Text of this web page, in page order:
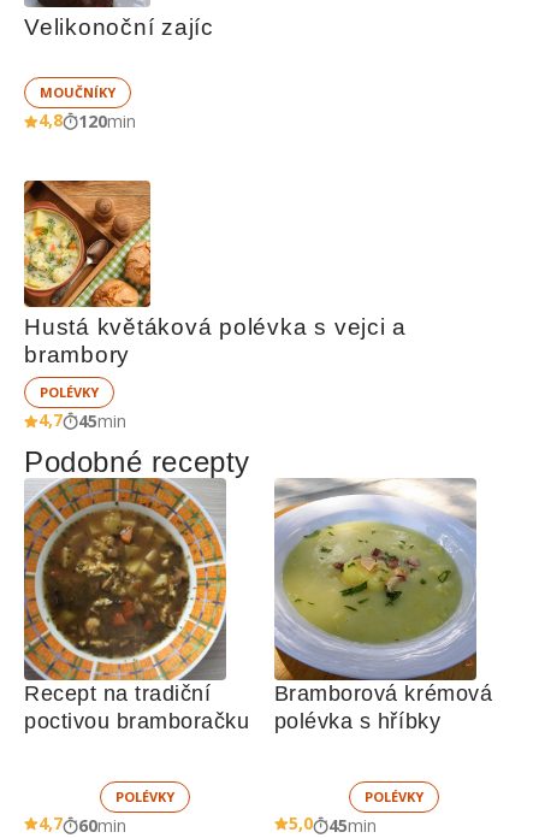
Velikonoční zajíc
MOUČNÍKY
4,8 120min
Hustá květáková polévka s vejci a
brambory
POLÉVKY
4,7 45min
Podobné recepty
Recept na tradiční
poctivou bramboračku
POLÉVKY
4,7 60min
Bramborová krémová
polévka s hříbky
POLÉVKY
5,0 45min